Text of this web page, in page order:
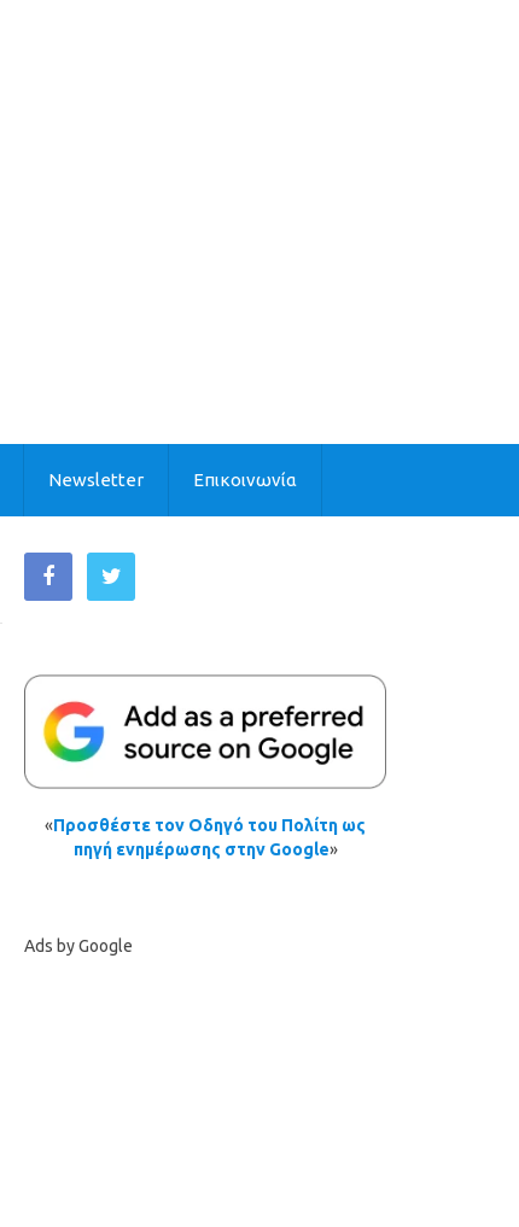
Newsletter Επικοινωνία
«Προσθέστε τον Οδηγό του Πολίτη ως
πηγή ενημέρωσης στην Google»
Ads by Google